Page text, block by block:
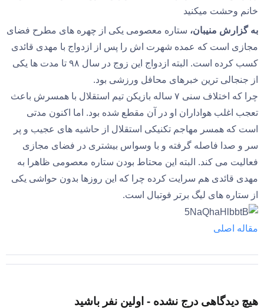
خانم وحشت میکنید
به گزارش منیبان، ستاره معصومی یکی از چهره های مطرح فضای
مجازی است که عمده شهرت اش را پس از ازدواج با مهدی قائدی
کسب کرده است. البته ازدواج این زوج در سال ۹۸ تا مدت ها یکی
از جنجالی ترین خبرهای محافل ورزشی بود.
چرا که اختلاف سنی ۷ ساله بازیکن تیم استقلال با همسرش باعث
تعجب اغلب هواداران او در آن مقطع شده بود. اما اکنون مدتی
است که همسر مهاجم تکنیکی استقلال از حاشیه های عجیب و پر
سر و صدا فاصله گرفته و با وسواس بیشتری در فضای مجازی
فعالیت می کند‌. البته این محتاط بودن ستاره معصومی ظاهرا به
مهدی قائدی هم سرایت کرده چرا که این روزها بدون حواشی یکی
از ستاره های لیگ برتر فوتبال است.
مقاله اصلی
هیچ دیدگاهی درج نشده - اولین نفر باشید